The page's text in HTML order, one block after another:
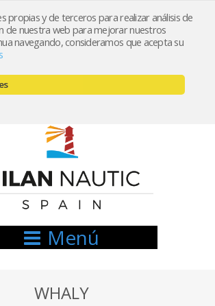
propias y de terceros para realizar análisis de
de nuestra web para mejorar nuestros
navegando, consideramos que acepta su
Mi cuenta
666521122 // 654999333
Menú
WHALY